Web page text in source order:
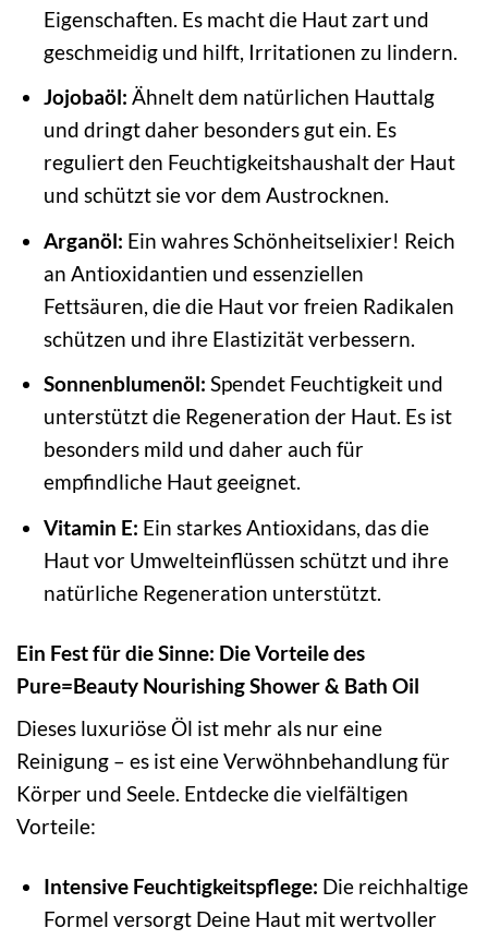
Eigenschaften. Es macht die Haut zart und
geschmeidig und hilft, Irritationen zu lindern.
Jojobaöl: Ähnelt dem natürlichen Hauttalg
und dringt daher besonders gut ein. Es
reguliert den Feuchtigkeitshaushalt der Haut
und schützt sie vor dem Austrocknen.
Arganöl: Ein wahres Schönheitselixier! Reich
an Antioxidantien und essenziellen
Fettsäuren, die die Haut vor freien Radikalen
schützen und ihre Elastizität verbessern.
Sonnenblumenöl: Spendet Feuchtigkeit und
unterstützt die Regeneration der Haut. Es ist
besonders mild und daher auch für
empfindliche Haut geeignet.
Vitamin E: Ein starkes Antioxidans, das die
Haut vor Umwelteinflüssen schützt und ihre
natürliche Regeneration unterstützt.
Ein Fest für die Sinne: Die Vorteile des
Pure=Beauty Nourishing Shower & Bath Oil
Dieses luxuriöse Öl ist mehr als nur eine
Reinigung – es ist eine Verwöhnbehandlung für
Körper und Seele. Entdecke die vielfältigen
Vorteile:
Intensive Feuchtigkeitspflege: Die reichhaltige
Formel versorgt Deine Haut mit wertvoller